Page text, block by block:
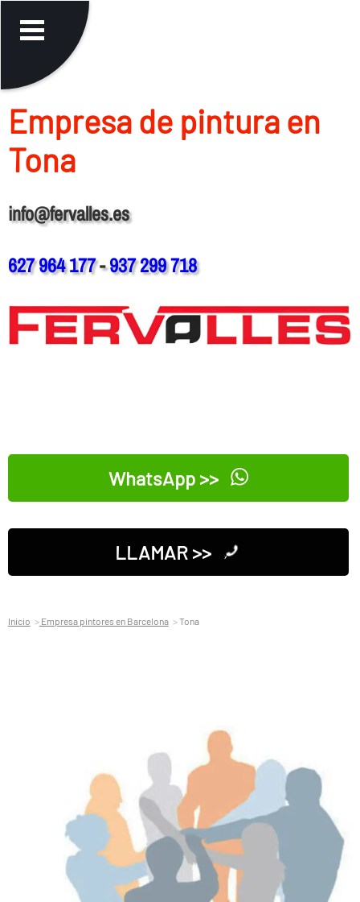
Empresa de pintura en
Tona
info@fervalles.es
627 964 177-937 299 718
WhatsApp >>
LLAMAR >>
Inicio Empresa pintores en Barcelona Tona